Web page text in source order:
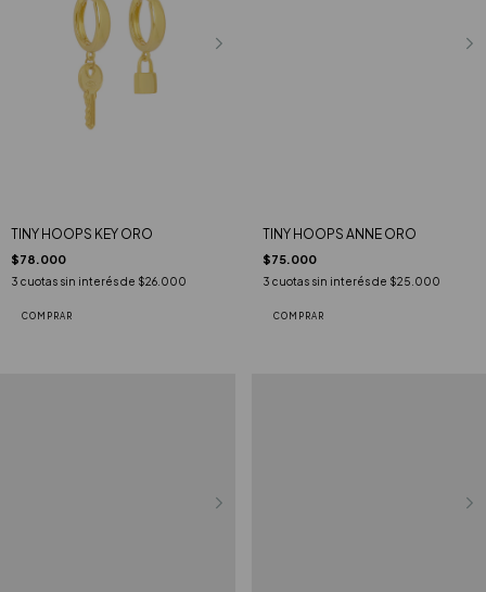
TINY HOOPS KEY ORO
$78.000
3 cuotas sin interés de $26.000
TINY HOOPS ANNE ORO
$75.000
3 cuotas sin interés de $25.000